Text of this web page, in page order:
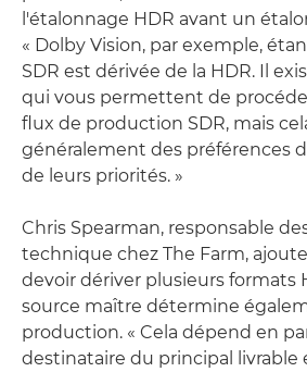
l'étalonnage HDR avant un
« Dolby Vision, par exemple,
SDR est dérivée de la HDR. Il
qui vous permettent de
flux de production SDR, mais
généralement des préférences
de leurs priorités. »
Chris Spearman, responsable
technique chez The Farm,
devoir dériver plusieurs formats
source maître détermine
production. « Cela dépend en
destinataire du principal livrable